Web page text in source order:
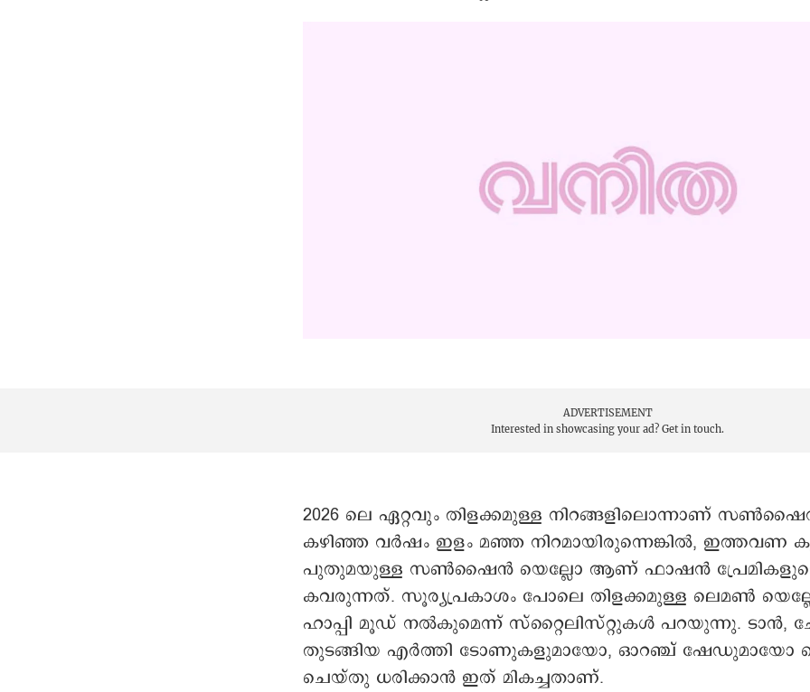
ADVERTISEMENT
Interested in showcasing your ad? Get in touch.
2026 ലെ ഏറ്റവും തിളക്കമുള്ള നിറങ്ങളിലൊന്നാണ്
കഴിഞ്ഞ വർഷം ഇളം മഞ്ഞ നിറമായിരുന്നെങ്കില്‍,
പുതുമയുള്ള സണ്‍ഷൈന്‍ യെല്ലോ ആണ് ഫാഷന്‍
കവരുന്നത്. സൂര്യപ്രകാശം പോലെ തിളക്കമുള്ള ലെമണ്‍
ഹാപ്പി മൂഡ് നൽകുമെന്ന് സ്റ്റൈലിസ്റ്റുകള്‍ പറയുന്നു. ടാൻ,
തുടങ്ങിയ എർത്തി ടോണുകളുമായോ, ഓറഞ്ച് ഷേഡുമായോ
ചെയ്തു ധരിക്കാന്‍ ഇത് മികച്ചതാണ്.